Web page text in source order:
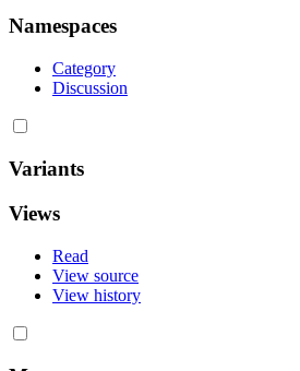
Namespaces
Category
Discussion
Variants
Views
Read
View source
View history